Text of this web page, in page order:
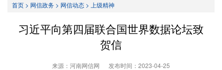
首页> 网信政务> 网信动态> 上级精神
习近平向第四届联合国世界数据论坛致
贺信
来源：河南网信网 发布时间： 2023-04-25